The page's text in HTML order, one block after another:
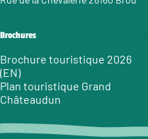
Brochures
Brochure touristique 2026
(EN)
Plan touristique Grand
Châteaudun